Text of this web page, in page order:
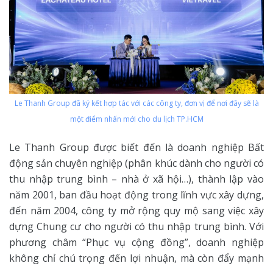
Le Thanh Group đã ký kết hợp tác với các công ty, đơn vị để nơi đây sẽ là
một điểm nhấn mới cho du lịch TP.HCM
Le Thanh Group được biết đến là doanh nghiệp Bất
động sản chuyên nghiệp (phân khúc dành cho người có
thu nhập trung bình – nhà ở xã hội…), thành lập vào
năm 2001, ban đầu hoạt động trong lĩnh vực xây dựng,
đến năm 2004, công ty mở rộng quy mộ sang việc xây
dựng Chung cư cho người có thu nhập trung bình. Với
phương châm “Phục vụ cộng đồng”, doanh nghiệp
không chỉ chú trọng đến lợi nhuận, mà còn đẩy mạnh